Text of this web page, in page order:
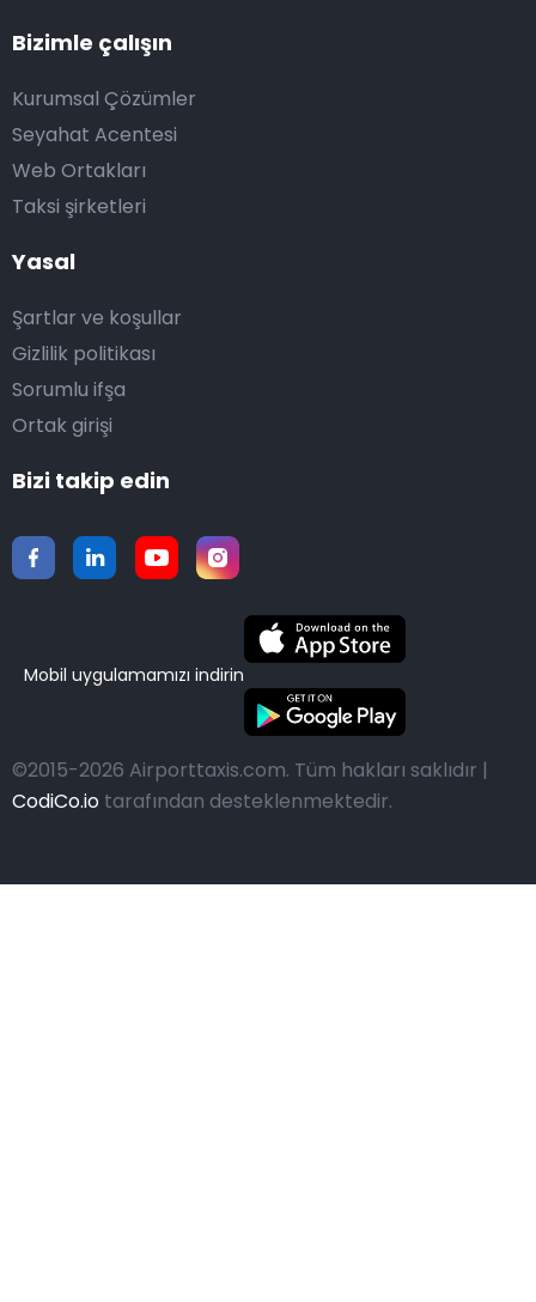
Bizimle çalışın
Kurumsal Çözümler
Seyahat Acentesi
Web Ortakları
Taksi şirketleri
Yasal
Şartlar ve koşullar
Gizlilik politikası
Sorumlu ifşa
Ortak girişi
Bizi takip edin
Mobil uygulamamızı indirin
©2015-2026 Airporttaxis.com. Tüm hakları saklıdır |
CodiCo.io tarafından desteklenmektedir.